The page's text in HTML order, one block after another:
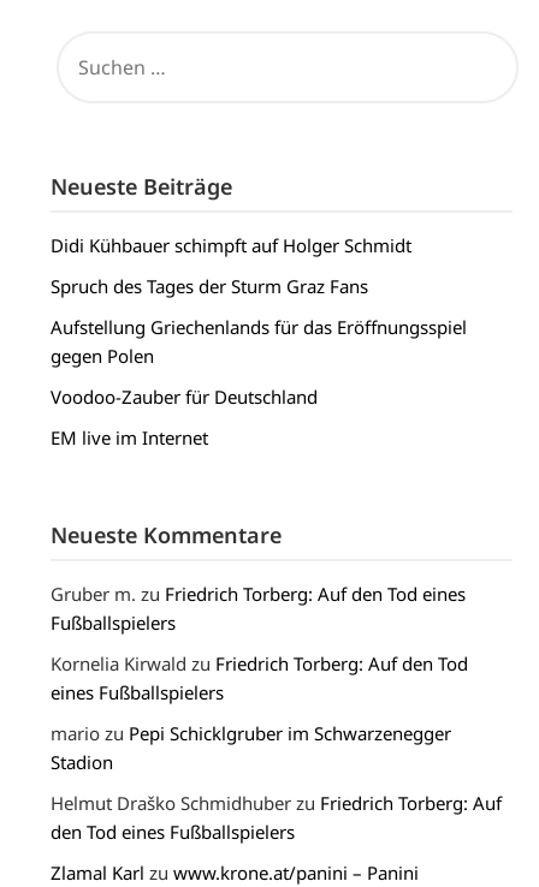
NACH:
Neueste Beiträge
Didi Kühbauer schimpft auf Holger Schmidt
Spruch des Tages der Sturm Graz Fans
Aufstellung Griechenlands für das Eröffnungsspiel
gegen Polen
Voodoo-Zauber für Deutschland
EM live im Internet
Neueste Kommentare
Gruber m. zu Friedrich Torberg: Auf den Tod eines
Fußballspielers
Kornelia Kirwald zu Friedrich Torberg: Auf den Tod
eines Fußballspielers
mario zu Pepi Schicklgruber im Schwarzenegger
Stadion
Helmut Draško Schmidhuber zu Friedrich Torberg: Auf
den Tod eines Fußballspielers
Zlamal Karl zuwww.krone.at/panini – Panini